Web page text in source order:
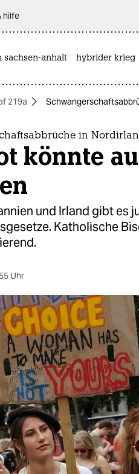
hilfe
sachsen-anhalt hybrider krieg
219a
in
könnte
und Irland gibt es
Katholische
Uhr